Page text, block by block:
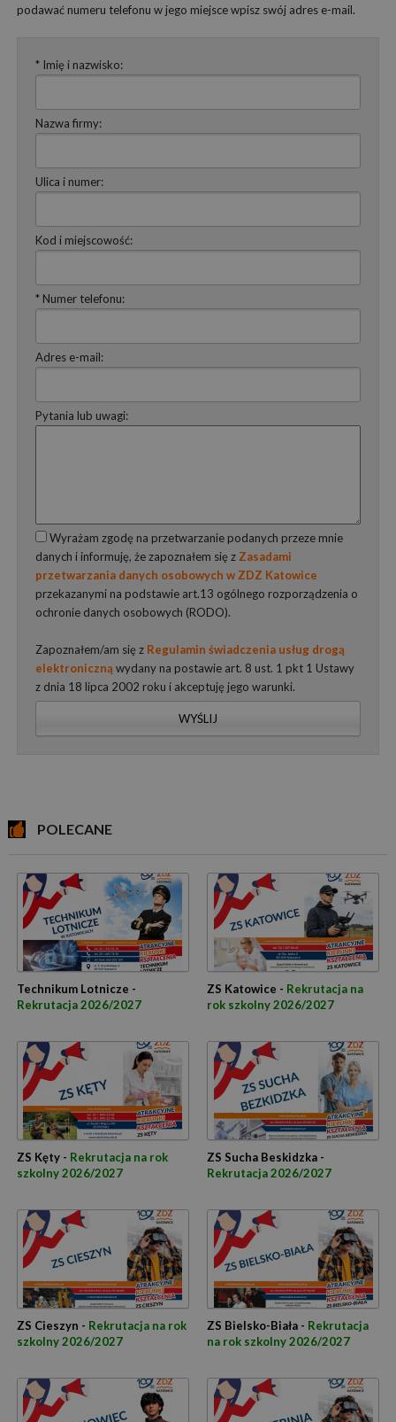
podawać numeru telefonu w jego miejsce wpisz swój adres e-mail.
* Imię i nazwisko:
Nazwa firmy:
Ulica i numer:
Kod i miejscowość:
* Numer telefonu:
Adres e-mail:
Pytania lub uwagi:
Wyrażam zgodę na przetwarzanie podanych przeze mnie
danych i informuję, że zapoznałem się z Zasadami
przetwarzania danych osobowych w ZDZ Katowice
przekazanymi na podstawie art.13 ogólnego rozporządzenia o
ochronie danych osobowych (RODO).
Zapoznałem/am się z Regulamin świadczenia usług drogą
elektroniczną wydany na postawie art. 8 ust. 1 pkt 1 Ustawy
z dnia 18 lipca 2002 roku i akceptuję jego warunki.
WYŚLIJ
POLECANE
Technikum Lotnicze -
Rekrutacja 2026/2027
ZS Katowice - Rekrutacja na
rok szkolny 2026/2027
ZS Kęty - Rekrutacja na rok
szkolny 2026/2027
ZS Sucha Beskidzka -
Rekrutacja 2026/2027
ZS Cieszyn - Rekrutacja na rok
szkolny 2026/2027
ZS Bielsko-Biała - Rekrutacja
na rok szkolny 2026/2027